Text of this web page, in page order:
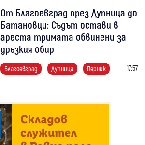
От Благоевград през Дупница до
Батановци: Съдът остави в
ареста тримата обвинени за
дръзкия обир
Благоевград Дупница Перник 17:57